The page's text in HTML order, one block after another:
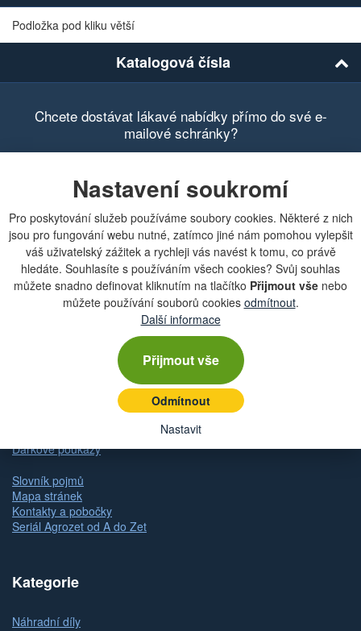
Nastavení soukromí
Pro poskytování služeb používáme soubory cookies. Některé z nich
jsou pro fungování webu nutné, zatímco jiné nám pomohou vylepšit
váš uživatelský zážitek a rychleji vás navést k tomu, co právě
hledáte. Souhlasíte s používáním všech cookies? Svůj souhlas
můžete snadno definovat kliknutím na tlačítko Přijmout vše nebo
můžete používání souborů cookies odmítnout.
Další informace
Přijmout vše
Odmítnout
Nastavit
Podložka pod kliku větší
Katalogová čísla
Chcete dostávat lákavé nabídky přímo do své e-
mailové schránky?
Zobrazit aktuální newsletter
Rychlá navigace
Zásady ochrany osobních údajů (GDPR)
Dárkové poukazy
Slovník pojmů
Mapa stránek
Kontakty a pobočky
Seriál Agrozet od A do Zet
Kategorie
Náhradní díly